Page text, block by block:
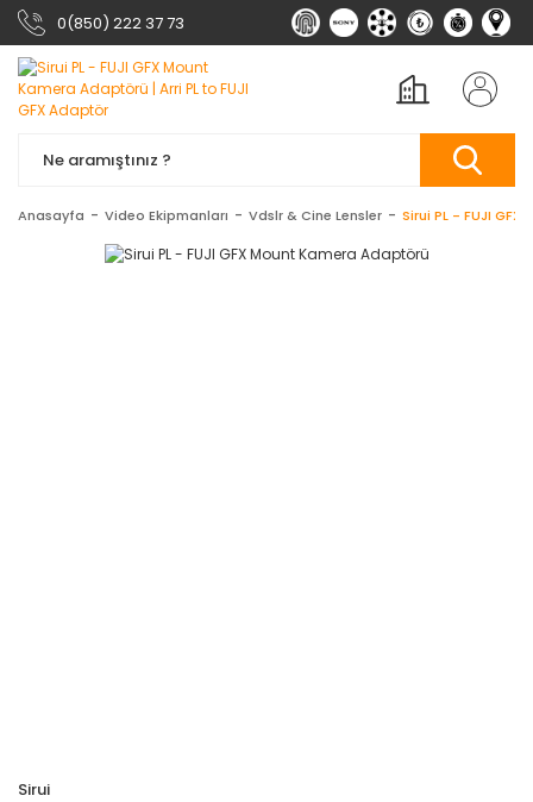
0(850) 222 37 73
Anasayfa Video Ekipmanları Vdslr & Cine Lensler Sirui PL - FUJI
Sirui